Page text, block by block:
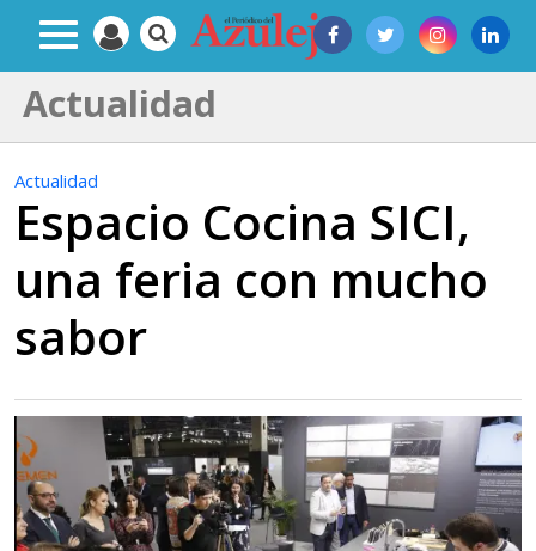
Actualidad
Actualidad
Espacio Cocina SICI,
una feria con mucho
sabor